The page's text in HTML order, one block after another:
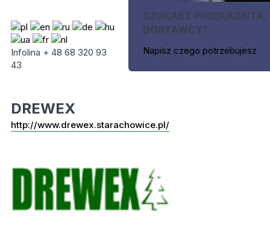
Infolina + 48 68 320 93
43
SZUKASZ PRODUCENTA,
DOSTAWCY?
Napisz czego potrzebujesz
DREWEX
http://www.drewex.starachowice.pl/